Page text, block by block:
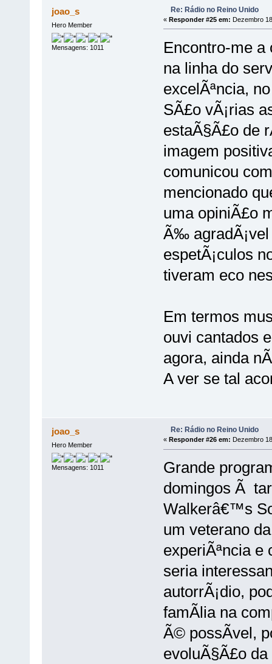
joao_s
Hero Member
Mensagens: 1011
Re: Rádio no Reino Unido
« Responder #25 em: Dezembro
Encontro-me a
na linha do
excelÃªncia,
SÃ£o vÃ¡rias
estaÃ§Ã£o de
imagem
comunicou
mencionado
uma opiniÃ£o
Ã‰ agradÃ¡vel
espetÃ¡culos
tiveram eco
Em termos
ouvi cantados
agora, ainda
A ver se tal
joao_s
Hero Member
Mensagens: 1011
Re: Rádio no Reino Unido
« Responder #26 em: Dezembro
Grande
domingos Ã
Walkerâ€™s
um veterano
experiÃªncia e
seria
autorrÃ¡dio,
famÃ­lia na
Ã© possÃ­vel,
evoluÃ§Ã£o